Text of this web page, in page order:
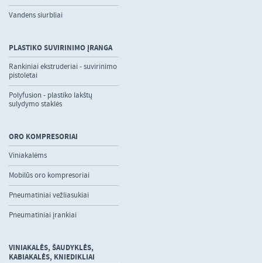
Vandens siurbliai
PLASTIKO SUVIRINIMO ĮRANGA
Rankiniai ekstruderiai - suvirinimo
pistoletai
Polyfusion - plastiko lakštų
sulydymo staklės
ORO KOMPRESORIAI
Viniakalėms
Mobilūs oro kompresoriai
Pneumatiniai vežliasukiai
Pneumatiniai įrankiai
VINIAKALĖS, ŠAUDYKLĖS,
KABIAKALĖS, KNIEDIKLIAI